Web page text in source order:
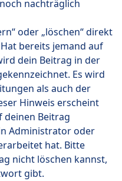
nachträglich
oder „löschen“ direkt
bereits jemand auf
dein Beitrag in der
Es wird
als auch der
Hinweis erscheint
deinen Beitrag
Administrator oder
hat. Bitte
nicht löschen kannst,
gibt.